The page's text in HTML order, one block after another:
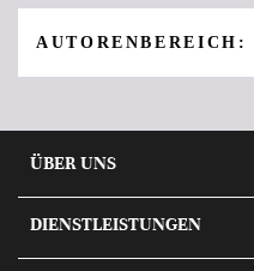
AUTORENBEREICH:
ÜBER UNS
DIENSTLEISTUNGEN